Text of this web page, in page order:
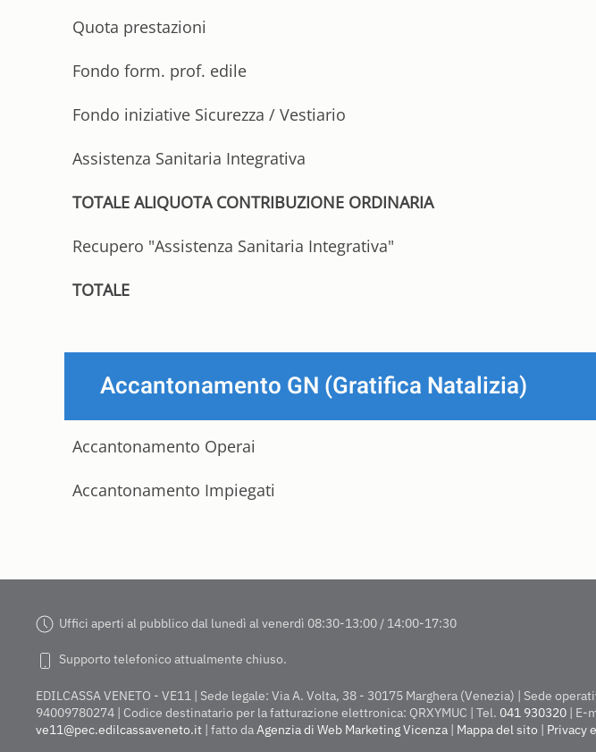
Quota prestazioni
Fondo form. prof. edile
Fondo iniziative Sicurezza / Vestiario
Assistenza Sanitaria Integrativa
TOTALE ALIQUOTA CONTRIBUZIONE ORDINARIA
Recupero "Assistenza Sanitaria Integrativa"
TOTALE
Accantonamento GN (Gratifica Natalizia)
Accantonamento Operai
Accantonamento Impiegati
Uffici aperti al pubblico dal lunedì al venerdì 08:30-13:00 / 14:00-17:30
Supporto telefonico attualmente chiuso.
EDILCASSA VENETO - VE11 | Sede legale: Via A. Volta, 38 - 30175 Marghera (Venezia) | Sede
94009780274 | Codice destinatario per la fatturazione elettronica: QRXYMUC | Tel. 041 930320 | E-
ve11@pec.edilcassaveneto.it | fatto daAgenzia di Web Marketing Vicenza | Mappa del sito | Privacy